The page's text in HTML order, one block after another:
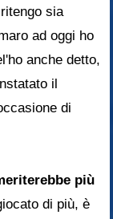
sia
ad oggi ho
anche detto,
il
di
più
di più, è